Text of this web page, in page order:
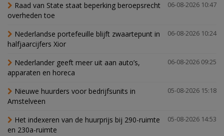
06-08-2026 10:47
Raad van State staat beperking beroepsrecht
overheden toe
06-08-2026 10:24
Nederlandse portefeuille blijft zwaartepunt in
halfjaarcijfers Xior
06-08-2026 09:25
Nederlander geeft meer uit aan auto’s,
apparaten en horeca
05-08-2026 15:18
Nieuwe huurders voor bedrijfsunits in
Amstelveen
05-08-2026 14:53
Het indexeren van de huurprijs bij 290-ruimte
en 230a-ruimte